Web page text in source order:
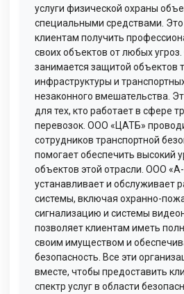
услуги физической охраны
специальными средствами.
клиентам получить
своих объектов от любых
занимается защитой объектов
инфраструктуры и
незаконного вмешательства.
для тех, кто работает в сфере
перевозок. ООО «ЦАТБ»
сотрудников транспортной
помогает обеспечить высокий
объектов этой отрасли. ООО
устанавливает и обслуживает
системы, включая охранно-
сигнализацию и системы
позволяет клиентам иметь
своим имуществом и
безопасность. Все эти
вместе, чтобы предоставить
спектр услуг в области